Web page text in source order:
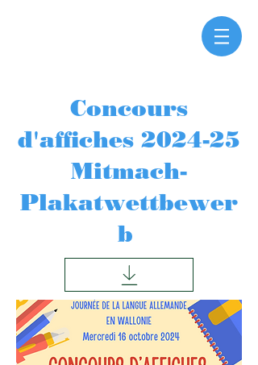
Concours
d'affiches 2024-25
Mitmach-
Plakatwettbewer
b